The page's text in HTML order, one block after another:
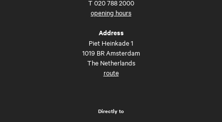
T 020 788 2000
opening hours
Address
Piet Heinkade 1
1019 BR Amsterdam
The Netherlands
route
Directly to